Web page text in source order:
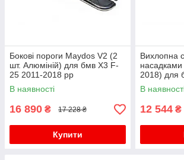
Бокові пороги Maydos V2 (2
шт. Алюміній) для бмв X3 F-
25 2011-2018 рр
В наявності
16 890 ₴ 17 228 ₴
Купити
Вихлопна
2018) для
В
12 544 ₴